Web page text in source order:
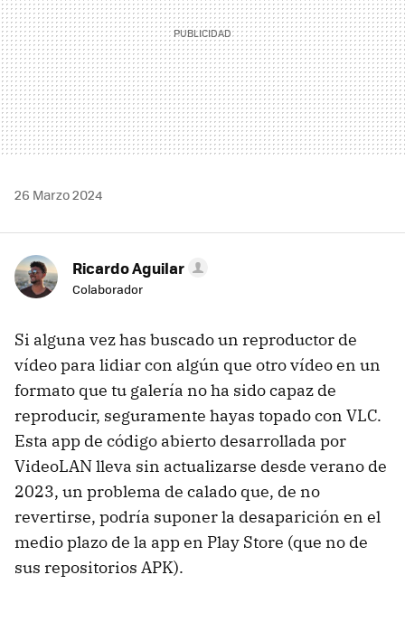
26 Marzo 2024
Ricardo Aguilar
Colaborador
Si alguna vez has buscado un reproductor de
vídeo para lidiar con algún que otro vídeo en un
formato que tu galería no ha sido capaz de
reproducir, seguramente hayas topado con VLC.
Esta app de código abierto desarrollada por
VideoLAN lleva sin actualizarse desde verano de
2023, un problema de calado que, de no
revertirse, podría suponer la desaparición en el
medio plazo de la app en Play Store (que no de
sus repositorios APK).